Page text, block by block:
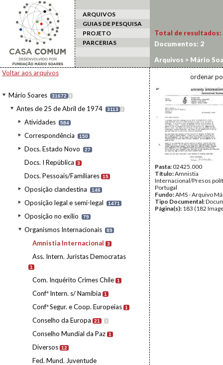
ARQUIVOS
GUIAS DE PESQUISA
PROJETO
PARCERIAS
Voltar aos arquivos
Mário Soares 31672 I
Antes de 25 de Abril de 1974 3113 I
Atividades 584
Correspondência 150
Docs. Estado Novo 27
Docs. I República 3
Docs. Pessoais/Familiares 15
Oposição clandestina 146
Oposição legal e semi-legal 1471
Oposição no exílio 79
Organismos Internacionais 89
Amnistia Internacional 3
Ass. Intern. Juristas Democratas
1
Com. Inquérito Crimes Chile 1
Confª Intern. s/ Namíbia 1
Confª Segur. e Coop. Europeias 1
Conselho da Europa 21 I
Conselho Mundial da Paz 1
Diversos 12
Fed. Mund. Juventude
Total de resultados:
Documentos: 2
Arquivos > Mário
Internacional
ordenar
Pasta:02425.000
Título:Amnistia
Internacional/Presos
Portugal
Fundo:AMS - Arquivo
Tipo Documental:
Página(s): 183 (182